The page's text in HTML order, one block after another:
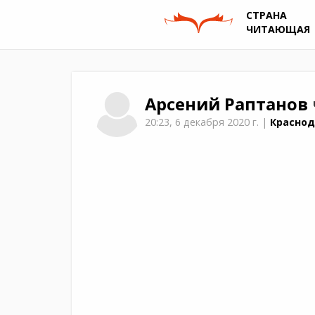
СТРАНА
ЧИТАЮЩАЯ
Арсений Раптанов
20:23, 6 декабря 2020 г. |